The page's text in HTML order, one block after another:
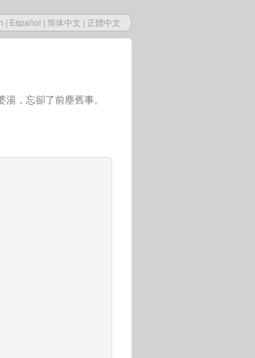
| Español | 简体中文 | 正體中文
，忘卻了前塵舊事。